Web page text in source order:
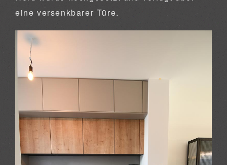
eine versenkbarer Türe.